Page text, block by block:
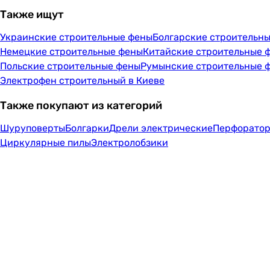
Также ищут
Украинские строительные феныБолгарские
Немецкие строительные феныКитайские строительные
Польские строительные феныРумынские строительные
Электрофен строительный в Киеве
Также покупают из категорий
ШуруповертыБолгаркиДрели электрические
Циркулярные пилыЭлектролобзики